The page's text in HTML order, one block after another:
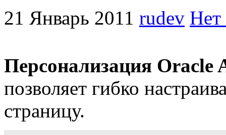
21 Январь 2011 rudev Нет
Персонализация
позволяет гибко
страницу.